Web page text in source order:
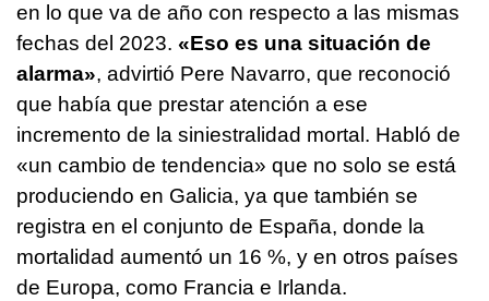
en lo que va de año con respecto a las mismas
fechas del 2023. «Eso es una situación de
alarma», advirtió Pere Navarro, que reconoció
que había que prestar atención a ese
incremento de la siniestralidad mortal. Habló de
«un cambio de tendencia» que no solo se está
produciendo en Galicia, ya que también se
registra en el conjunto de España, donde la
mortalidad aumentó un 16 %, y en otros países
de Europa, como Francia e Irlanda.